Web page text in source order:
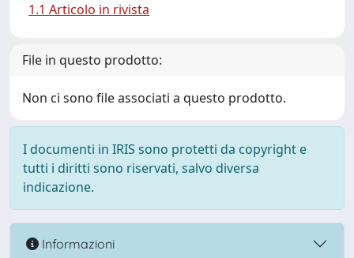
1.1 Articolo in rivista
File in questo prodotto:
Non ci sono file associati a questo prodotto.
I documenti in IRIS sono protetti da copyright e
tutti i diritti sono riservati, salvo diversa
indicazione.
Informazioni